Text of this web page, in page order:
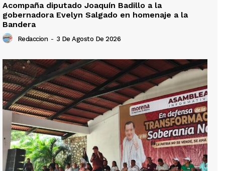
Acompaña diputado Joaquín Badillo a la
gobernadora Evelyn Salgado en homenaje a la
Bandera
Redaccion - 3 De Agosto De 2026